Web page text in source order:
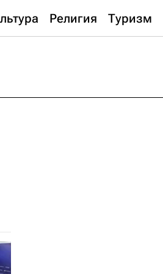
Религия Туризм